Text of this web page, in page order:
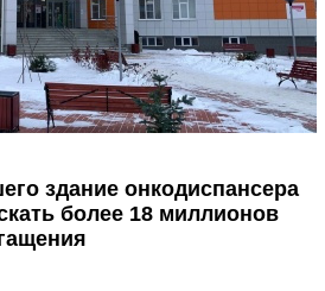
здание онкодиспансера
более 18 миллионов